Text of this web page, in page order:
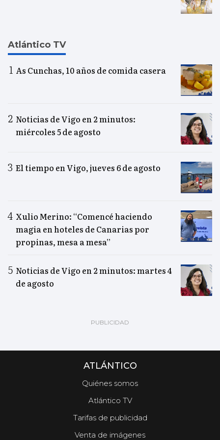
Atlántico TV
As Cunchas, 10 años de comida casera
Noticias de Vigo en 2 minutos:
miércoles 5 de agosto
El tiempo en Vigo, jueves 6 de agosto
Xulio Merino: “Comencé haciendo
magia en hoteles de Canarias por
propinas, mesa a mesa”
Noticias de Vigo en 2 minutos: martes 4
de agosto
ATLÁNTICO
Quiénes somos
Atlántico TV
Tarifas de publicidad
Venta de imágenes